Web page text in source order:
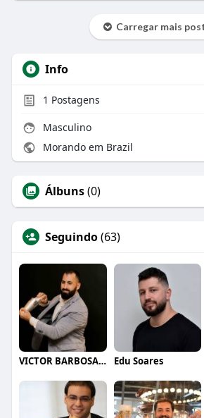
Carregar mais
Info
1 Postagens
Masculino
Morando em Brazil
Álbuns(0)
Seguindo(63)
VICTOR BARBOSA QUARANTA Edu Soares